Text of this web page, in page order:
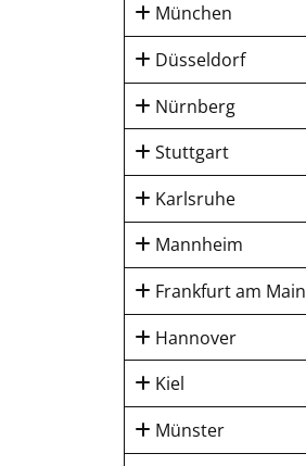
München
Düsseldorf
Nürnberg
Stuttgart
Karlsruhe
Mannheim
Frankfurt am Main
Hannover
Kiel
Münster